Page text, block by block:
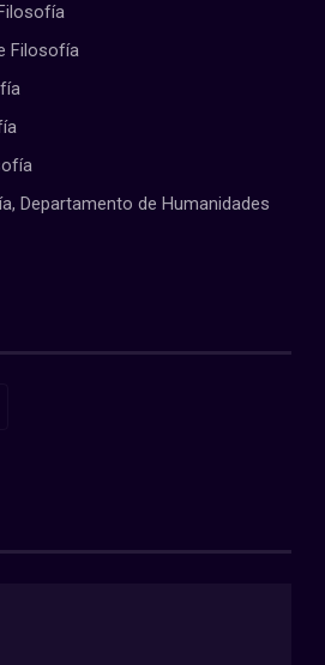
Filosofía
Departamento de Humanidades